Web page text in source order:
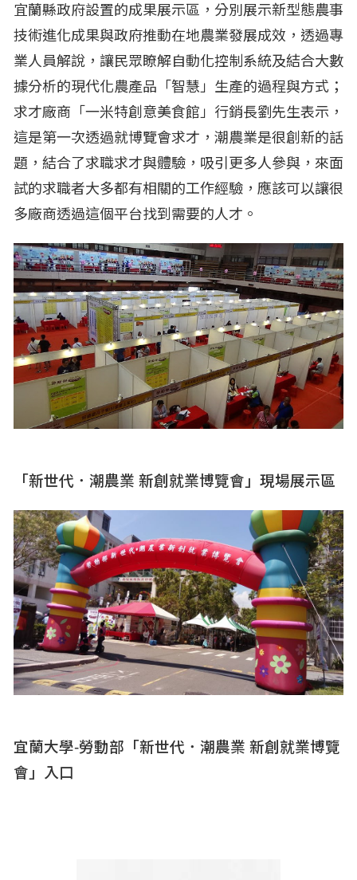
宜蘭縣政府設置的成果展示區，分別展示新型態農事
技術進化成果與政府推動在地農業發展成效，透過專
業人員解說，讓民眾瞭解自動化控制系統及結合大數
據分析的現代化農產品「智慧」生產的過程與方式；
求才廠商「一米特創意美食館」行銷長劉先生表示，
這是第一次透過就博覽會求才，潮農業是很創新的話
題，結合了求職求才與體驗，吸引更多人參與，來面
試的求職者大多都有相關的工作經驗，應該可以讓很
多廠商透過這個平台找到需要的人才。
「新世代．潮農業 新創就業博覽會」現場展示區
宜蘭大學-勞動部「新世代．潮農業 新創就業博覽
會」入口